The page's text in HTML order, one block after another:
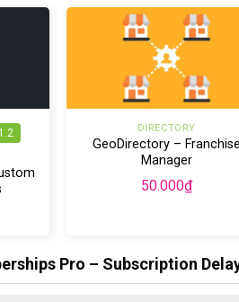
DIRECTORY
GeoDirectory –
Manager
50.000₫
Pro – Subscription